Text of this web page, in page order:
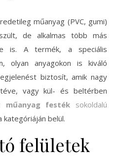
műanyag (PVC, gumi)
de alkalmas több más
is. A termék, a speciális
olyan anyagokon is kiváló
biztosít, amik nagy
vagy kül- és beltérben
műanyag festék sokoldalú
kategóriáján belül.
felületek